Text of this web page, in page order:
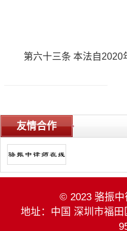
第六十三条 本法自2020
友情合作
© 2023 骆振中
地址：中国 深圳市福